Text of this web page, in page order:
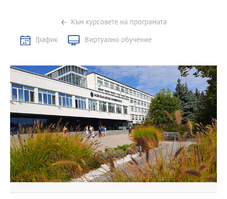
Към курсовете на програмата
График
Виртуално обучение